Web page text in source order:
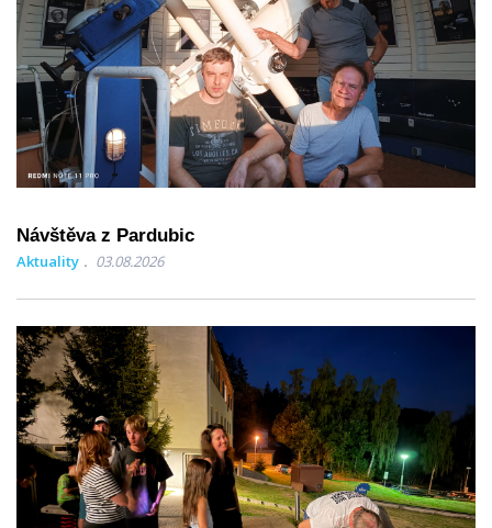
Návštěva z Pardubic
Aktuality 03.08.2026